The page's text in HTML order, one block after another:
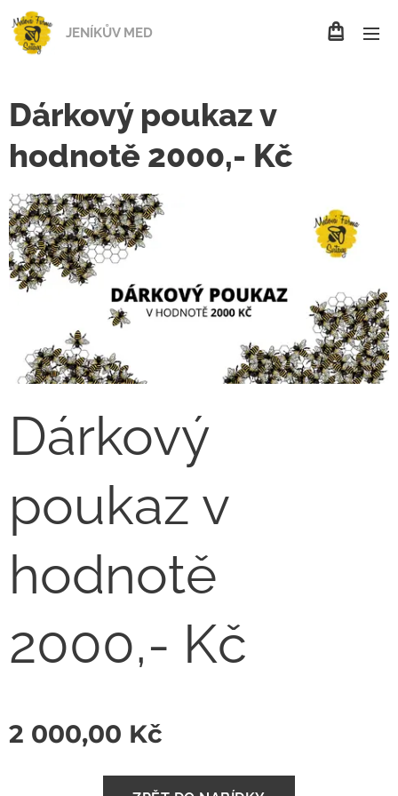
JENÍKŮV MED
Dárkový poukaz v
hodnotě 2000,- Kč
Dárkový
poukaz v
hodnotě
2000,- Kč
2 000,00 Kč